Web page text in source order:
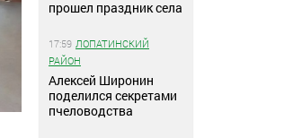
прошел праздник села
17:59 ЛОПАТИНСКИЙ
РАЙОН
Алексей Широнин
поделился секретами
пчеловодства